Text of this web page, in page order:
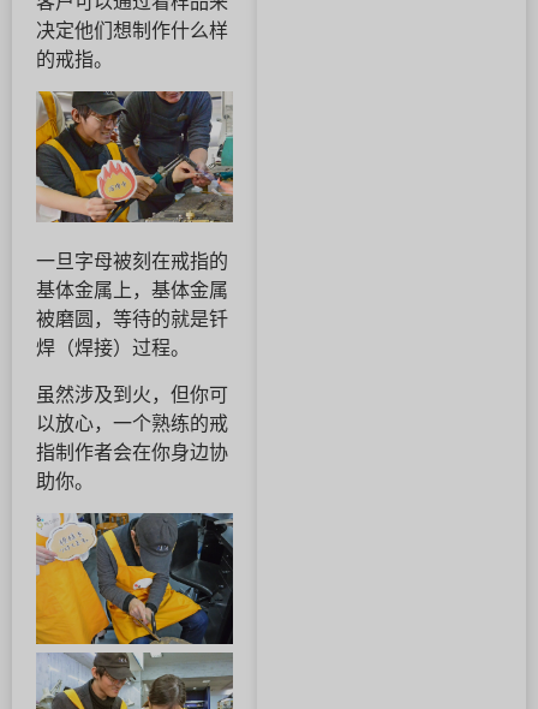
决定他们想制作什么样
的戒指。
一旦字母被刻在戒指的
基体金属上，基体金属
被磨圆，等待的就是钎
焊（焊接）过程。
虽然涉及到火，但你可
以放心，一个熟练的戒
指制作者会在你身边协
助你。